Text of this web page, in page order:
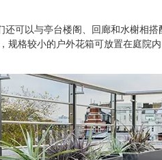
以与亭台楼阁、回廊和水榭相
格较小的户外花箱可放置在庭院